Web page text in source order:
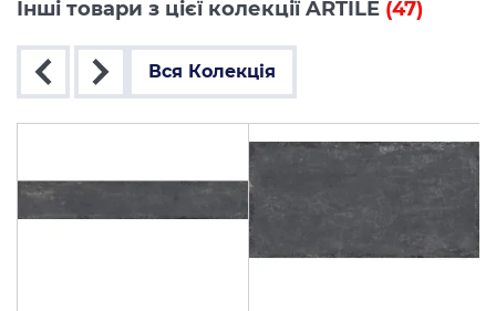
Інші товари з цієї колекції ARTILE (47)
Вся Колекція